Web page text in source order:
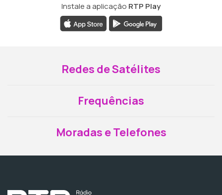
Instale a aplicação RTP Play
Redes de Satélites
Frequências
Moradas e Telefones